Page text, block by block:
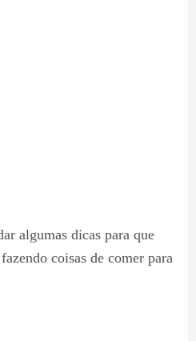
algumas dicas para que
coisas de comer para